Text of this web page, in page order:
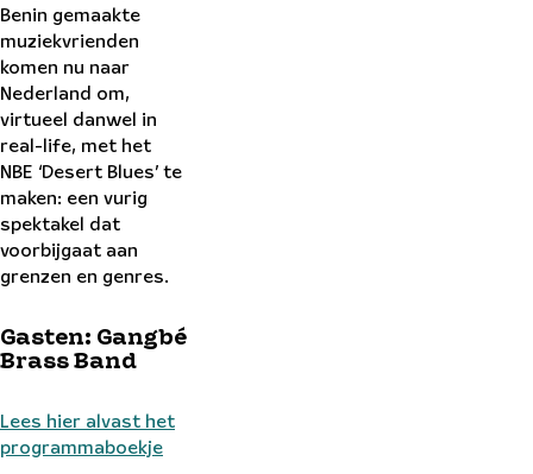
Benin gemaakte
muziekvrienden
komen nu naar
Nederland om,
virtueel danwel in
real-life, met het
NBE ‘Desert Blues’ te
maken: een vurig
spektakel dat
voorbijgaat aan
grenzen en genres.
Gasten: Gangbé
Brass Band
Lees hier alvast het
programmaboekje